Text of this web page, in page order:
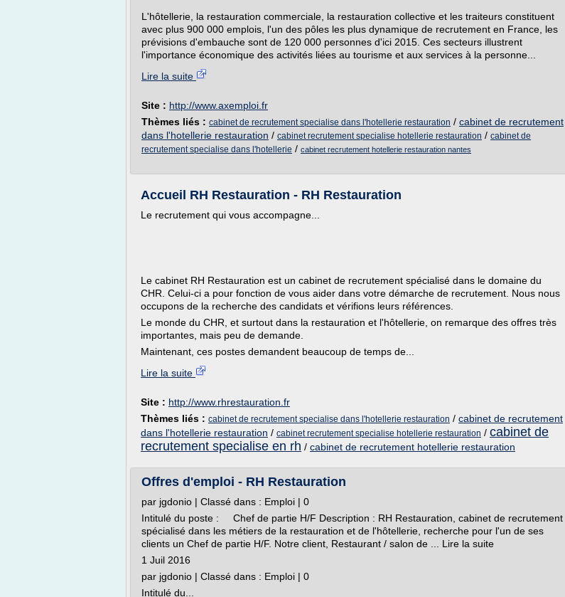
L'hôtellerie, la restauration commerciale, la restauration collective et les traiteurs constituent
avec plus 900 000 emplois, l'un des pôles les plus dynamique de recrutement en France, les
prévisions d'embauche sont de 120 000 personnes d'ici 2015. Ces secteurs illustrent
l'importance économique des activités liées au tourisme et aux services à la personne...
Lire la suite
Site : http://www.axemploi.fr
Thèmes liés : cabinet de recrutement specialise dans l'hotellerie restauration / cabinet de recrutement
dans l'hotellerie restauration / cabinet recrutement specialise hotellerie restauration / cabinet de
recrutement specialise dans l'hotellerie / cabinet recrutement hotellerie restauration nantes
Accueil RH Restauration - RH Restauration
Le recrutement qui vous accompagne...
Le cabinet RH Restauration est un cabinet de recrutement spécialisé dans le domaine du
CHR. Celui-ci a pour fonction de vous aider dans votre démarche de recrutement. Nous nous
occupons de la recherche des candidats et vérifions leurs références.
Le monde du CHR, et surtout dans la restauration et l'hôtellerie, on remarque des offres très
importantes, mais peu de demande.
Maintenant, ces postes demandent beaucoup de temps de...
Lire la suite
Site : http://www.rhrestauration.fr
Thèmes liés : cabinet de recrutement specialise dans l'hotellerie restauration / cabinet de recrutement
dans l'hotellerie restauration / cabinet recrutement specialise hotellerie restauration / cabinet de
recrutement specialise en rh / cabinet de recrutement hotellerie restauration
Offres d'emploi - RH Restauration
par jgdonio | Classé dans : Emploi | 0
Intitulé du poste : Chef de partie H/F Description : RH Restauration, cabinet de recrutement
spécialisé dans les métiers de la restauration et de l'hôtellerie, recherche pour l'un de ses
clients un Chef de partie H/F. Notre client, Restaurant / salon de ... Lire la suite­­
1 Juil 2016
par jgdonio | Classé dans : Emploi | 0
Intitulé du...